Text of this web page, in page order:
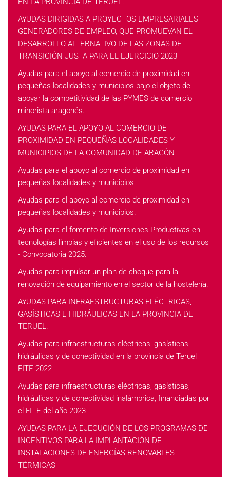
AYUDAS DIRIGIDAS A PROYECTOS EMPRESARIALES
GENERADORES DE EMPLEO, QUE PROMUEVAN EL
DESARROLLO ALTERNATIVO DE LAS ZONAS DE
TRANSICIÓN JUSTA PARA EL EJERCICIO 2023
Ayudas para el apoyo al comercio de proximidad en
pequeñas localidades y municipios bajo el objeto de
apoyar la competitividad de las PYMES de comercio
minorista aragonés.
AYUDAS PARA EL APOYO AL COMERCIO DE
PROXIMIDAD EN PEQUEÑAS LOCALIDADES Y
MUNICIPIOS DE LA COMUNIDAD DE ARAGÓN
Ayudas para el apoyo al comercio de proximidad en
pequeñas localidades y municipios.
Ayudas para el apoyo al comercio de proximidad en
pequeñas localidades y municipios.
Ayudas para el fomento de Inversiones Productivas en
tecnologías limpias y eficientes en el uso de los recursos
- Convocatoria 2025.
Ayudas para impulsar un plan de choque para la
renovación de equipamiento en el sector de la hostelería.
AYUDAS PARA INFRAESTRUCTURAS ELÉCTRICAS,
GASÍSTICAS E HIDRÁULICAS EN LA PROVINCIA DE
TERUEL.
Ayudas para infraestructuras eléctricas, gasísticas,
hidráulicas y de conectividad en la provincia de Teruel
FITE 2022
Ayudas para infraestructuras eléctricas, gasísticas,
hidráulicas y de conectividad inalámbrica, financiadas por
el FITE del año 2023
AYUDAS PARA LA EJECUCIÓN DE LOS PROGRAMAS DE
INCENTIVOS PARA LA IMPLANTACIÓN DE
INSTALACIONES DE ENERGÍAS RENOVABLES
TÉRMICAS